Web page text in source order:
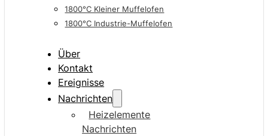
1800°C Kleiner Muffelofen
1800°C Industrie-Muffelofen
Über
Kontakt
Ereignisse
Nachrichten
Heizelemente
Nachrichten